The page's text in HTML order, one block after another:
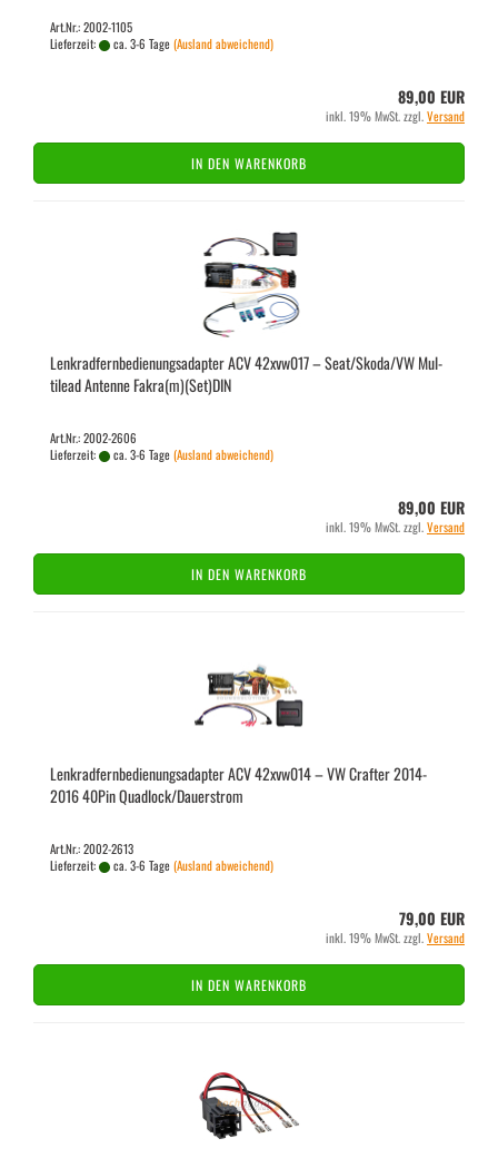
Art.Nr.: 2002-1105
Lieferzeit:
ca. 3-6 Tage(Ausland abweichend)
89,00 EUR
inkl. 19% MwSt. zzgl.Versand
IN DEN WARENKORB
Lenk­rad­fern­be­die­nungs­ad­ap­ter ACV 42xvw017 – Seat/Skoda/VW Mul­
ti­lead An­ten­ne Fakra(m)(Set)DIN
Art.Nr.: 2002-2606
Lieferzeit:
ca. 3-6 Tage(Ausland abweichend)
89,00 EUR
inkl. 19% MwSt. zzgl.Versand
IN DEN WARENKORB
Lenk­rad­fern­be­die­nungs­ad­ap­ter ACV 42xvw014 – VW Craf­ter 2014-​
2016 40Pin Quad­lock/Dau­er­strom
Art.Nr.: 2002-2613
Lieferzeit:
ca. 3-6 Tage(Ausland abweichend)
79,00 EUR
inkl. 19% MwSt. zzgl.Versand
IN DEN WARENKORB